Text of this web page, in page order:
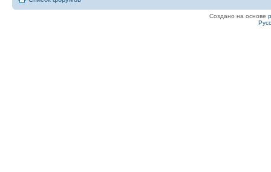
Создано на основе